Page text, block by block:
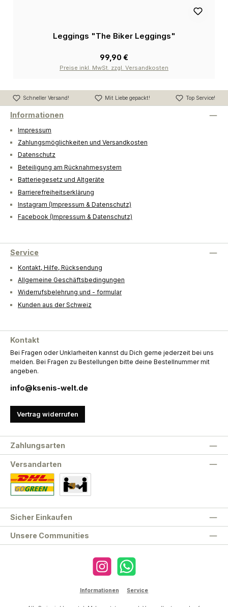
Leggings "The Biker Leggings"
99,90 €
Preise inkl. MwSt. zzgl. Versandkosten
Schneller Versand! Mit Liebe gepackt! Top Service!
Informationen
Impressum
Zahlungsmöglichkeiten und Versandkosten
Datenschutz
Beteiligung am Rücknahmesystem
Batteriegesetz und Altgeräte
Barrierefreiheitserklärung
Instagram (Impressum & Datenschutz)
Facebook (Impressum & Datenschutz)
Service
Kontakt, Hilfe, Rücksendung
Allgemeine Geschäftsbedingungen
Widerrufsbelehrung und - formular
Kunden aus der Schweiz
Kontakt
Bei Fragen oder Unklarheiten kannst du Dich gerne jederzeit bei uns
melden. Bei Fragen zu Bestellungen bitte deine Bestellnummer mit
angeben.
info@ksenis-welt.de
Vertrag widerrufen
Unsere Communities
Zahlungsarten
Versandarten
Sicher Einkaufen
Instagram WhatsApp
Informationen Service